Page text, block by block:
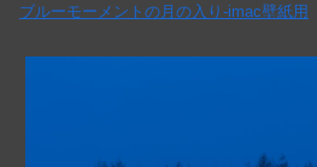
ブルーモーメントの月の入り-imac壁紙用